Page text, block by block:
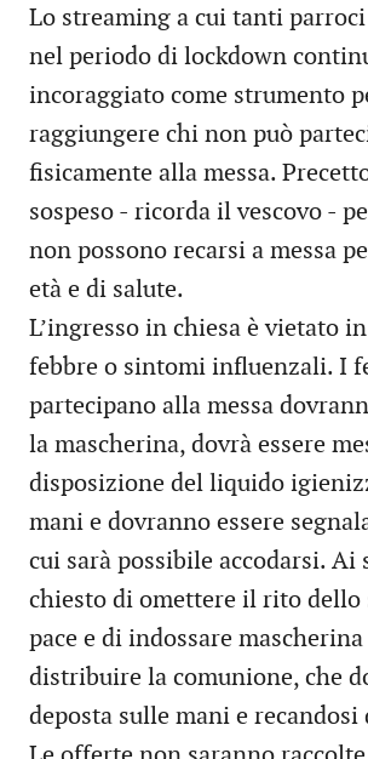
Lo streaming a cui tanti
nel periodo di lockdown
incoraggiato come strumento
raggiungere chi non può
fisicamente alla messa.
sospeso - ricorda il vescovo -
non possono recarsi a messa
età e di salute.
L’ingresso in chiesa è vietato
febbre o sintomi influenzali. I
partecipano alla messa
la mascherina, dovrà essere
disposizione del liquido
mani e dovranno essere
cui sarà possibile accodarsi. Ai
chiesto di omettere il rito dello
pace e di indossare
distribuire la comunione, che
deposta sulle mani e recandosi